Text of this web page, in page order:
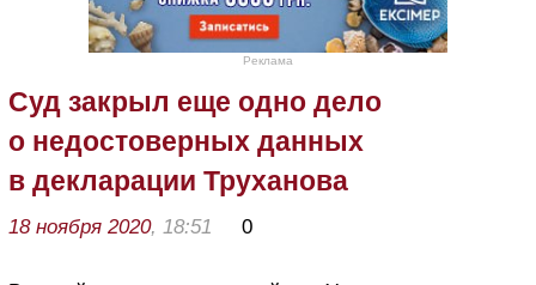
Реклама
Суд закрыл еще одно дело
о недостоверных данных
в декларации Труханова
18 ноября 2020, 18:51 0